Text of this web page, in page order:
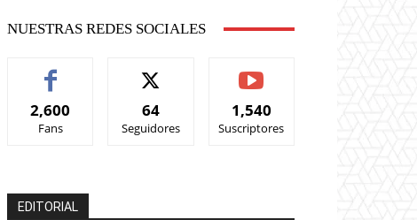
NUESTRAS REDES SOCIALES
2,600
Fans
64
Seguidores
1,540
Suscriptores
EDITORIAL